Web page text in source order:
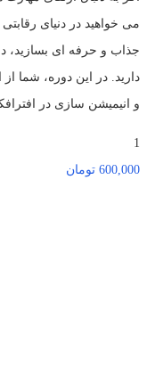
می خواهید در دنیای
جذاب و حرفه ای بسازید،
دارید. در این دوره، شما از
و انیمیشن سازی در
1
600,000 تومان